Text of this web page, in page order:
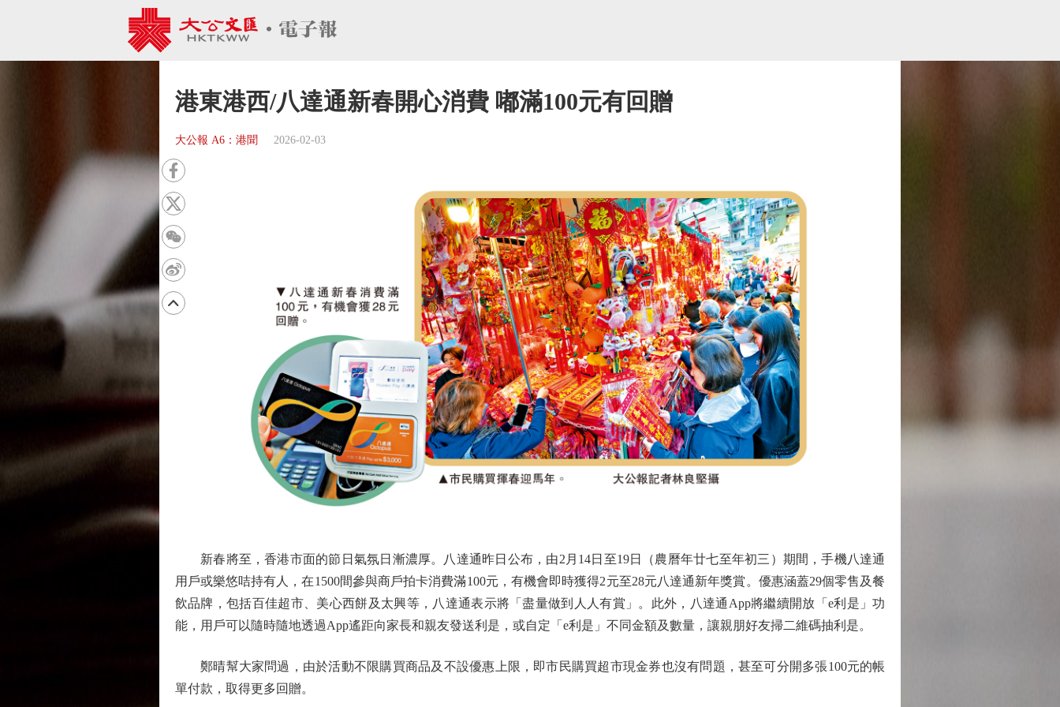
港東港西/八達通新春開心消費 嘟滿100元有回贈
大公報 A6：港聞 2026-02-03
新春將至，香港市面的節日氣氛日漸濃厚。八達通昨日公布，由2月14日至19日（農曆年廿七至年初三）期間，手機八達通
用戶或樂悠咭持有人，在1500間參與商戶拍卡消費滿100元，有機會即時獲得2元至28元八達通新年獎賞。優惠涵蓋29個零售及餐
飲品牌，包括百佳超市、美心西餅及太興等，八達通表示將「盡量做到人人有賞」。此外，八達通App將繼續開放「e利是」功
能，用戶可以隨時隨地透過App遙距向家長和親友發送利是，或自定「e利是」不同金額及數量，讓親朋好友掃二維碼抽利是。
鄭晴幫大家問過，由於活動不限購買商品及不設優惠上限，即市民購買超市現金券也沒有問題，甚至可分開多張100元的帳
單付款，取得更多回贈。